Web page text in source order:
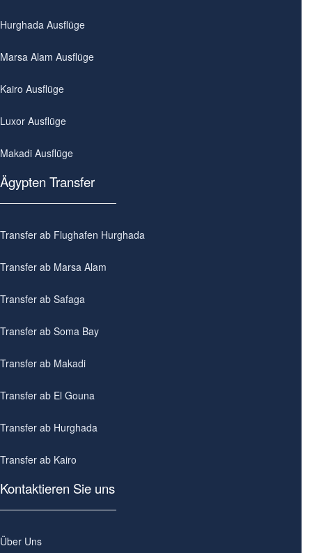
Hurghada Ausflüge
Marsa Alam Ausflüge
Kairo Ausflüge
Luxor Ausflüge
Makadi Ausflüge
Ägypten Transfer
Transfer ab Flughafen Hurghada
Transfer ab Marsa Alam
Transfer ab Safaga
Transfer ab Soma Bay
Transfer ab Makadi
Transfer ab El Gouna
Transfer ab Hurghada
Transfer ab Kairo
Kontaktieren Sie uns
Über Uns